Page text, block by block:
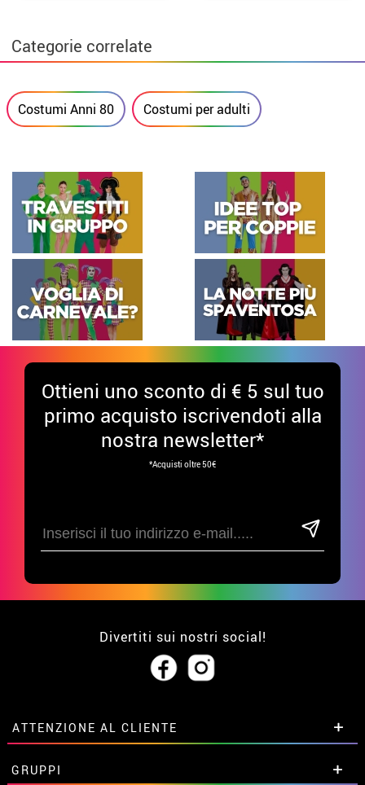
Categorie correlate
Costumi Anni 80 Costumi per adulti
Ottieni uno sconto di € 5 sul tuo
primo acquisto iscrivendoti alla
nostra newsletter*
*Acquisti oltre 50€
Divertiti sui nostri social!
ATTENZIONE AL CLIENTE
• Su di noi
GRUPPI